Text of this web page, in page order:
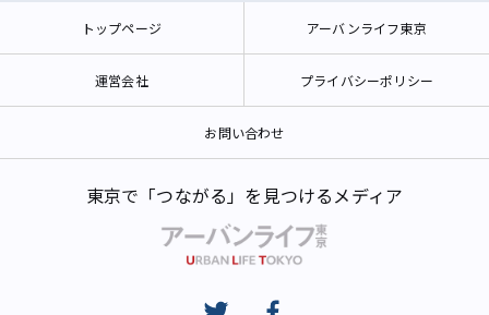
トップページ アーバンライフ東京
運営会社 プライバシーポリシー
お問い合わせ
東京で「つながる」を見つけるメディア